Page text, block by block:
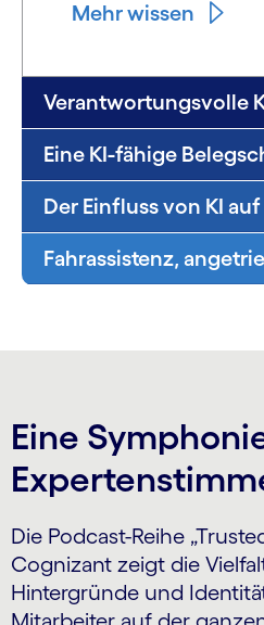
Mehr wissen
Verantwortungsvolle
Eine KI-fähige
Der Einfluss von KI
Fahrassistenz,
Eine
Die Podcast-Reihe
Cognizant zeigt die
Hintergründe und